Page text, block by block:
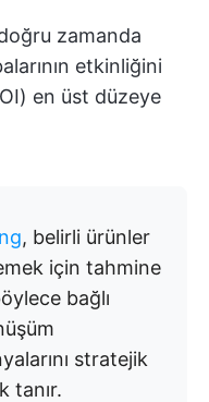
zamanda
etkinliğini
en üst düzeye
, belirli ürünler
için tahmine
bağlı
stratejik
tanır.